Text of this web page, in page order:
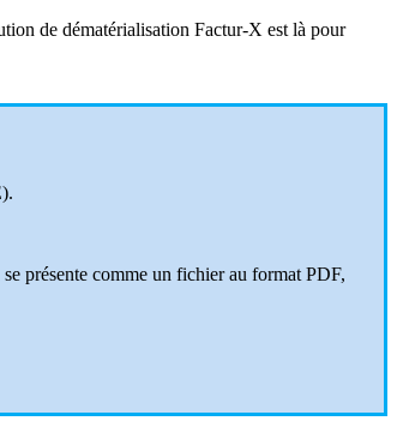
de dématérialisation Factur-X est là pour
présente comme un fichier au format PDF,